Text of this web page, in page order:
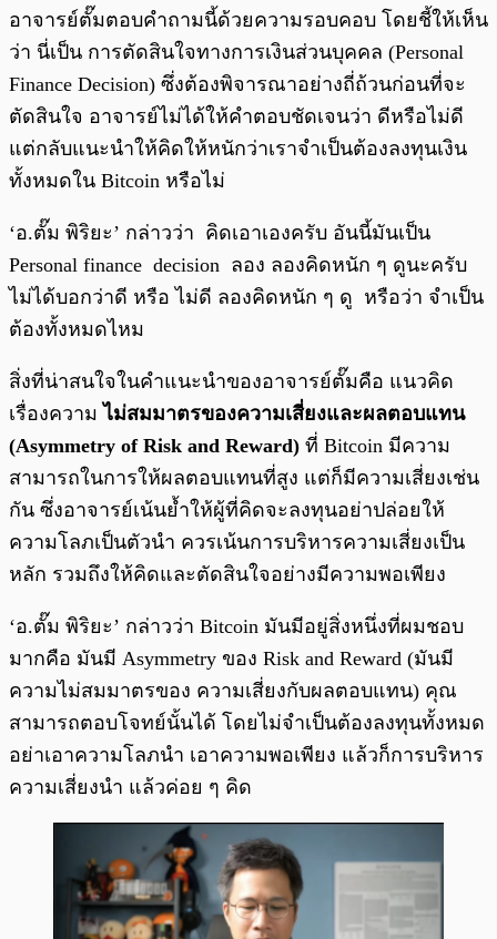
อาจารย์ตั๊มตอบคำถามนี้ด้วยความรอบคอบ โดยชี้ให้เห็น
ว่า นี่เป็น การตัดสินใจทางการเงินส่วนบุคคล (Personal
Finance Decision) ซึ่งต้องพิจารณาอย่างถี่ถ้วนก่อนที่จะ
ตัดสินใจ อาจารย์ไม่ได้ให้คำตอบชัดเจนว่า ดีหรือไม่ดี
แต่กลับแนะนำให้คิดให้หนักว่าเราจำเป็นต้องลงทุนเงิน
ทั้งหมดใน Bitcoin หรือไม่
‘อ.ตั๊ม พิริยะ’ กล่าวว่า คิดเอาเองครับ อันนี้มันเป็น
Personal finance decision ลอง ลองคิดหนัก ๆ ดูนะครับ
ไม่ได้บอกว่าดี หรือ ไม่ดี ลองคิดหนัก ๆ ดู หรือว่า จำเป็น
ต้องทั้งหมดไหม
สิ่งที่น่าสนใจในคำแนะนำของอาจารย์ตั๊มคือ แนวคิด
เรื่องความไม่สมมาตรของความเสี่ยงและผลตอบแทน
(Asymmetry of Risk and Reward) ที่ Bitcoin มีความ
สามารถในการให้ผลตอบแทนที่สูง แต่ก็มีความเสี่ยงเช่น
กัน ซึ่งอาจารย์เน้นย้ำให้ผู้ที่คิดจะลงทุนอย่าปล่อยให้
ความโลภเป็นตัวนำ ควรเน้นการบริหารความเสี่ยงเป็น
หลัก รวมถึงให้คิดและตัดสินใจอย่างมีความพอเพียง
‘อ.ตั๊ม พิริยะ’ กล่าวว่า Bitcoin มันมีอยู่สิ่งหนึ่งที่ผมชอบ
มากคือ มันมี Asymmetry ของ Risk and Reward (มันมี
ความไม่สมมาตรของ ความเสี่ยงกับผลตอบแทน) คุณ
สามารถตอบโจทย์นั้นได้ โดยไม่จำเป็นต้องลงทุนทั้งหมด
อย่าเอาความโลภนำ เอาความพอเพียง แล้วก็การบริหาร
ความเสี่ยงนำ แล้วค่อย ๆ คิด